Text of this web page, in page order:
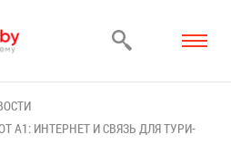
A1: ИН­ТЕР­НЕТ И СВЯЗЬ ДЛЯ ТУ­РИ­